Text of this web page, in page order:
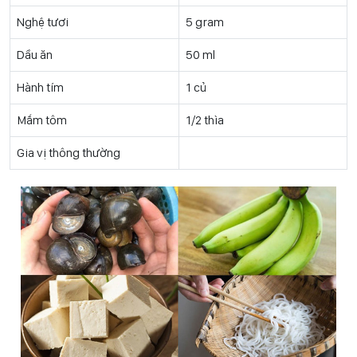
Nghệ tươi 5 gram
Dầu ăn 50 ml
Hành tím 1 củ
Mắm tôm 1/2 thìa
Gia vị thông thường